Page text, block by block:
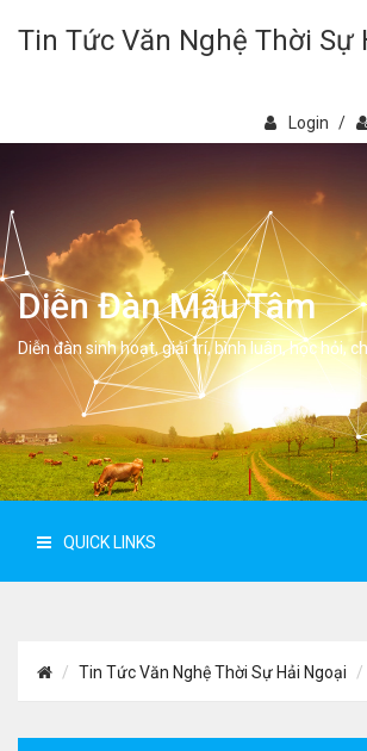
Tin Tức Văn Nghệ Thời Sự
Login /
Diễn Đàn Mẫu Tâm
Diễn đàn sinh hoạt, giải trí, bình luân, học hỏi,
QUICK LINKS
Tin Tức Văn Nghệ Thời Sự Hải Ngoại